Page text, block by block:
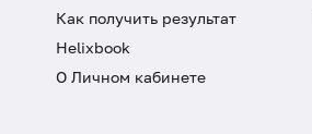
Как получить результат
Helixbook
О Личном кабинете